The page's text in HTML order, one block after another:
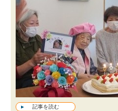
記事を読む